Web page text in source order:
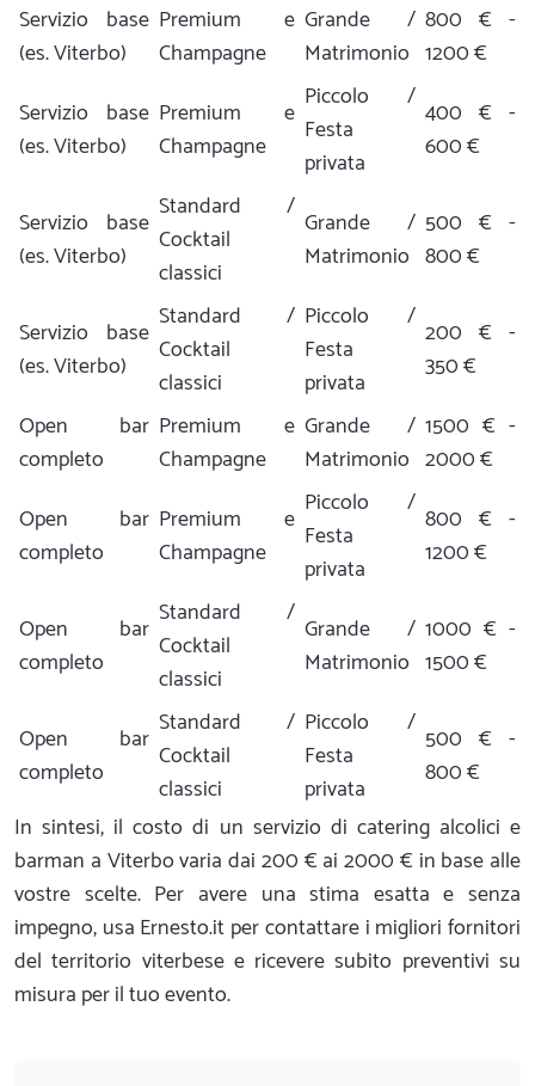
Servizio base
(es. Viterbo)
Premium e
Champagne
Grande /
Matrimonio
800 € -
1200 €
Servizio base
(es. Viterbo)
Premium e
Champagne
Piccolo /
Festa
privata
400 € -
600 €
Servizio base
(es. Viterbo)
Standard /
Cocktail
classici
Grande /
Matrimonio
500 € -
800 €
Servizio base
(es. Viterbo)
Standard /
Cocktail
classici
Piccolo /
Festa
privata
200 € -
350 €
Open bar
completo
Premium e
Champagne
Grande /
Matrimonio
1500 € -
2000 €
Open bar
completo
Premium e
Champagne
Piccolo /
Festa
privata
800 € -
1200 €
Open bar
completo
Standard /
Cocktail
classici
Grande /
Matrimonio
1000 € -
1500 €
Open bar
completo
Standard /
Cocktail
classici
Piccolo /
Festa
privata
500 € -
800 €
In sintesi, il costo di un servizio di catering alcolici e
barman a Viterbo varia dai 200 € ai 2000 € in base alle
vostre scelte. Per avere una stima esatta e senza
impegno, usa Ernesto.it per contattare i migliori fornitori
del territorio viterbese e ricevere subito preventivi su
misura per il tuo evento.